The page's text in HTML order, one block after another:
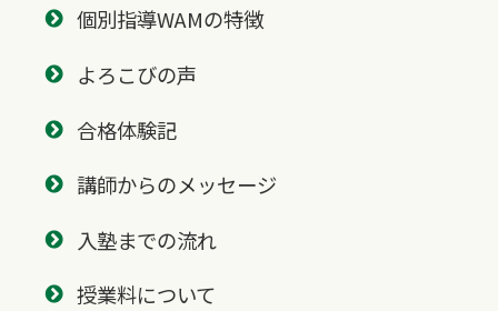
個別指導WAMの特徴
よろこびの声
合格体験記
講師からのメッセージ
入塾までの流れ
授業料について